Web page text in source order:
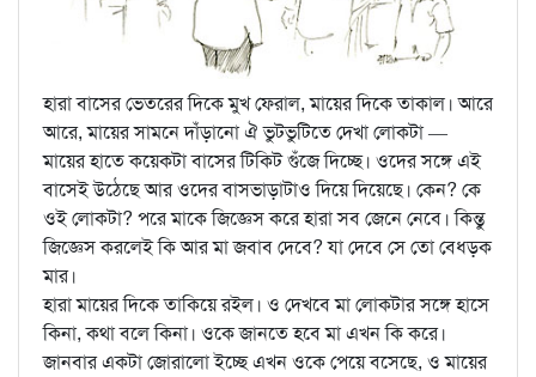
হারা বাসের ভেতরের দিকে মুখ ফেরাল, মায়ের দিকে তাকাল। আরে
আরে, মায়ের সামনে দাঁড়ানো ঐ ভুটভুটিতে দেখা লোকটা —
মায়ের হাতে কয়েকটা বাসের টিকিট গুঁজে দিচ্ছে। ওদের সঙ্গে এই
বাসেই উঠেছে আর ওদের বাসভাড়াটাও দিয়ে দিয়েছে। কেন? কে
ওই লোকটা? পরে মাকে জিজ্ঞেস করে হারা সব জেনে নেবে। কিন্তু
জিজ্ঞেস করলেই কি আর মা জবাব দেবে? যা দেবে সে তো বেধড়ক
মার।
হারা মায়ের দিকে তাকিয়ে রইল। ও দেখবে মা লোকটার সঙ্গে হাসে
কিনা, কথা বলে কিনা। ওকে জানতে হবে মা এখন কি করে।
জানবার একটা জোরালো ইচ্ছে এখন ওকে পেয়ে বসেছে, ও মায়ের